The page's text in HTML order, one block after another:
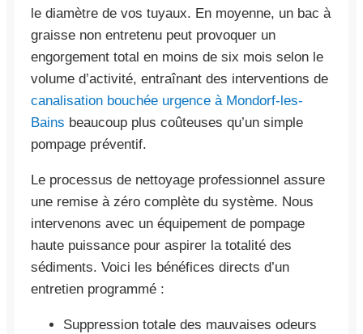
le diamètre de vos tuyaux. En moyenne, un bac à
graisse non entretenu peut provoquer un
engorgement total en moins de six mois selon le
volume d’activité, entraînant des interventions de
canalisation bouchée urgence à Mondorf-les-
Bains beaucoup plus coûteuses qu’un simple
pompage préventif.
Le processus de nettoyage professionnel assure
une remise à zéro complète du système. Nous
intervenons avec un équipement de pompage
haute puissance pour aspirer la totalité des
sédiments. Voici les bénéfices directs d’un
entretien programmé :
Suppression totale des mauvaises odeurs